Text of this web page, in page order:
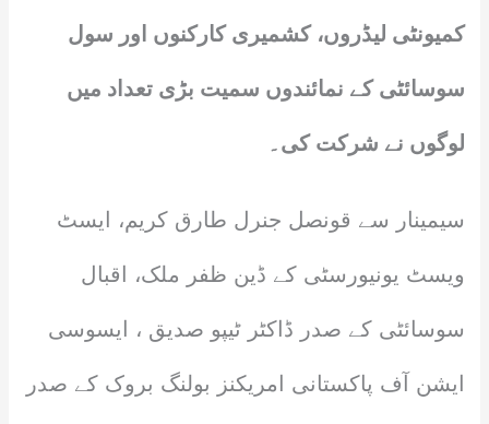
کمیونٹی لیڈروں، کشمیری کارکنوں اور سول
سوسائٹی کے نمائندوں سمیت بڑی تعداد میں
لوگوں نے شرکت کی۔
‎سیمینار سے قونصل جنرل طارق کریم، ایسٹ
ویسٹ یونیورسٹی کے ڈین ظفر ملک، اقبال
سوسائٹی کے صدر ڈاکٹر ٹیپو صدیق ، ایسوسی
ایشن آف پاکستانی امریکنز بولنگ بروک کے صدر